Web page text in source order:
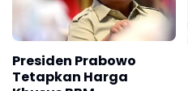
Presiden Prabowo
Tetapkan Harga